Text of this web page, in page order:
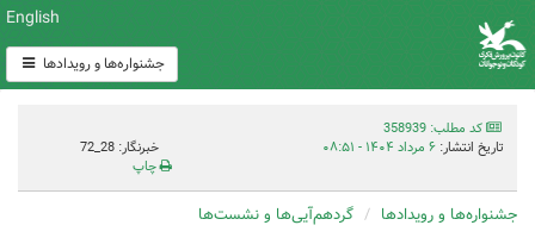
English
جشنواره‌ها و رویدادها
کد مطلب: 358939
تاریخ انتشار: ۶ مرداد ۱۴۰۴ - ۰۸:۵۱
خبرنگار: 28_72
چاپ
جشنواره‌ها و رویدادها گردهم‌آیی‌ها و نشست‌ها